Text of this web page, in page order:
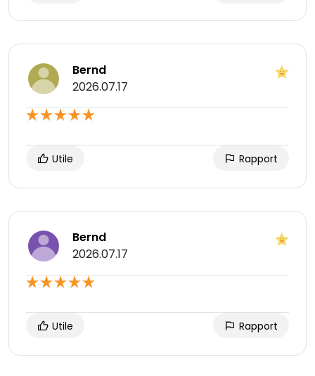
Bernd
2026.07.17
Utile Rapport
Bernd
2026.07.17
Utile Rapport